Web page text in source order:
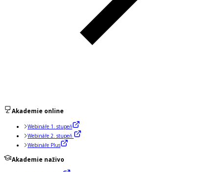
Akademie online
Webináře 1. stupeň
Webináře 2. stupeň
Webináře Plus
Akademie naživo